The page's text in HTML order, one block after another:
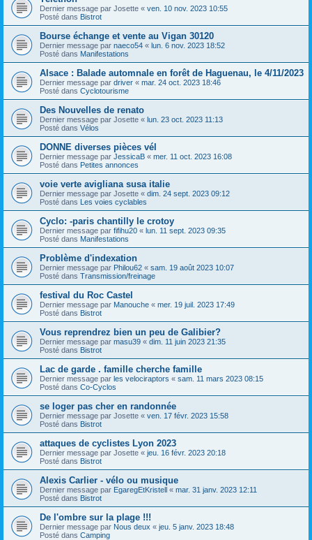
Dernier message par Josette « ven. 10 nov. 2023 10:55
Posté dans Bistrot
Bourse échange et vente au Vigan 30120
Dernier message par naeco54 « lun. 6 nov. 2023 18:52
Posté dans Manifestations
Alsace : Balade automnale en forêt de Haguenau, le 4/11/2023
Dernier message par driver « mar. 24 oct. 2023 18:46
Posté dans Cyclotourisme
Des Nouvelles de renato
Dernier message par Josette « lun. 23 oct. 2023 11:13
Posté dans Vélos
DONNE diverses pièces vél
Dernier message par JessicaB « mer. 11 oct. 2023 16:08
Posté dans Petites annonces
voie verte avigliana susa italie
Dernier message par Josette « dim. 24 sept. 2023 09:12
Posté dans Les voies cyclables
Cyclo: -paris chantilly le crotoy
Dernier message par fifihu20 « lun. 11 sept. 2023 09:35
Posté dans Manifestations
Problème d'indexation
Dernier message par Philou62 « sam. 19 août 2023 10:07
Posté dans Transmission/freinage
festival du Roc Castel
Dernier message par Manouche « mer. 19 juil. 2023 17:49
Posté dans Bistrot
Vous reprendrez bien un peu de Galibier?
Dernier message par masu39 « dim. 11 juin 2023 21:35
Posté dans Bistrot
Lac de garde . famille cherche famille
Dernier message par les velociraptors « sam. 11 mars 2023 08:15
Posté dans Co-Cyclos
se loger pas cher en randonnée
Dernier message par Josette « ven. 17 févr. 2023 15:58
Posté dans Bistrot
attaques de cyclistes Lyon 2023
Dernier message par Josette « jeu. 16 févr. 2023 20:18
Posté dans Bistrot
Alexis Carlier - vélo ou musique
Dernier message par EgaregEtKristell « mar. 31 janv. 2023 12:11
Posté dans Bistrot
De l'ombre sur la plage !!!
Dernier message par Nous deux « jeu. 5 janv. 2023 18:48
Posté dans Camping